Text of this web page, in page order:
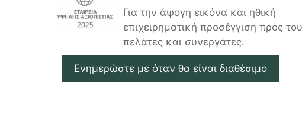
Για την άψογη εικόνα και ηθική
επιχειρηματική προσέγγιση προς
πελάτες και συνεργάτες.
Ενημερώστε με όταν θα είναι διαθέσιμο